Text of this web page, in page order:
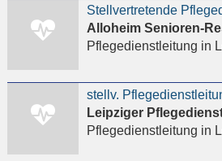
Alloheim Senioren-
Pflegedienstleitung in
stellv.
Leipziger
Pflegedienstleitung in